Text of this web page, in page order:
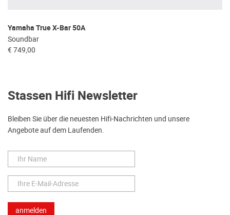
Yamaha True X-Bar 50A
Soundbar
€ 749,00
Stassen Hifi Newsletter
Bleiben Sie über die neuesten Hifi-Nachrichten und unsere
Angebote auf dem Laufenden.